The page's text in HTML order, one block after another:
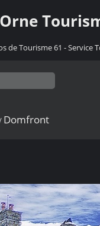
de Tourisme 61 -
Domfront